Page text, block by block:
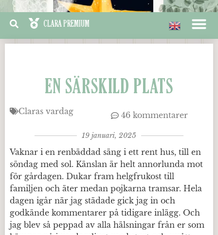
EN SÄRSKILD PLATS
Claras vardag 46 kommentarer
19 januari, 2025
Vaknar i en renbäddad säng i ett rent hus, till en
söndag med sol. Känslan är helt annorlunda mot
för gårdagen. Dukar fram helgfrukost till
familjen och äter medan pojkarna tramsar. Hela
dagen igår när jag städade gick jag in och
godkände kommentarer på tidigare inlägg. Och
jag blev så peppad av alla hälsningar från er som